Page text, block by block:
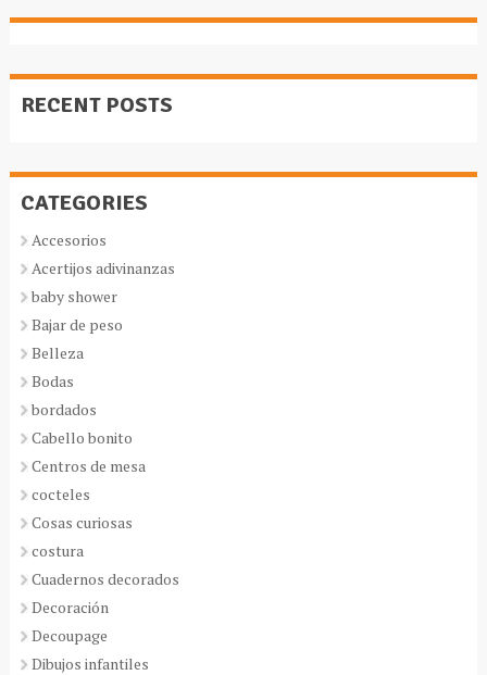
RECENT POSTS
CATEGORIES
Accesorios
Acertijos adivinanzas
baby shower
Bajar de peso
Belleza
Bodas
bordados
Cabello bonito
Centros de mesa
cocteles
Cosas curiosas
costura
Cuadernos decorados
Decoración
Decoupage
Dibujos infantiles